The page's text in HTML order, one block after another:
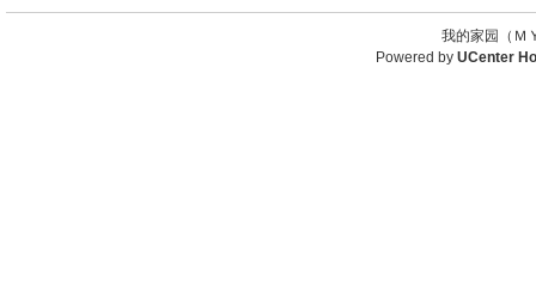
我的家园（
Powered by UCenter